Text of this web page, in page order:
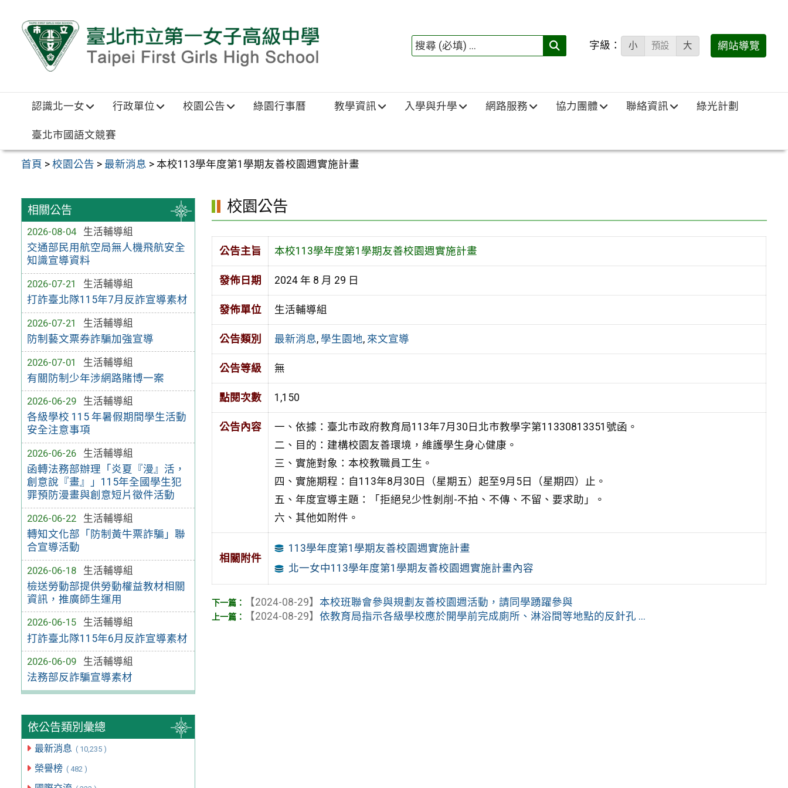
搜
填)：
字級： 小 預設 大 網站導覽
認識北一女 行政單位 校園公告 綠園行事曆 教學資訊 入學與升學 網路服務 協力團體 聯絡資訊 綠光計劃
臺北市國語文競賽
首頁 >校園公告 > 最新消息 >本校113學年度第1學期友善校園週實施計畫
相關公告
2026-08-04
生活輔導組
交通部民用航空局無人機飛航安全
知識宣導資料
2026-07-21
生活輔導組
打詐臺北隊115年7月反詐宣導素材
2026-07-21
生活輔導組
防制藝文票券詐騙加強宣導
2026-07-01
生活輔導組
有關防制少年涉網路賭博一案
2026-06-29
生活輔導組
各級學校 115 年暑假期間學生活動
安全注意事項
2026-06-26
生活輔導組
函轉法務部辦理「炎夏『漫』活，
創意說『畫』」115年全國學生犯
罪預防漫畫與創意短片徵件活動
2026-06-22
生活輔導組
轉知文化部「防制黃牛票詐騙」聯
合宣導活動
2026-06-18
生活輔導組
檢送勞動部提供勞動權益教材相關
資訊，推廣師生運用
2026-06-15
生活輔導組
打詐臺北隊115年6月反詐宣導素材
2026-06-09
生活輔導組
法務部反詐騙宣導素材
依公告類別彙總
最新消息 ( 10,235 )
榮譽榜 ( 482 )
校園公告
公告主旨 本校113學年度第1學期友善校園週實施計畫
發佈日期 2024 年 8 月 29 日
發佈單位 生活輔導組
公告類別 最新消息, 學生園地, 來文宣導
公告等級 無
點閱次數 1,150
公告內容
一、依據：臺北市政府教育局113年7月30日北市教學字第11330813351號函。
二、目的：建構校園友善環境，維護學生身心健康。
三、實施對象：本校教職員工生。
四、實施期程：自113年8月30日（星期五）起至9月5日（星期四）止。
五、年度宣導主題：「拒絕兒少性剝削-不拍、不傳、不留、要求助」。
六、其他如附件。
相關附件
113學年度第1學期友善校園週實施計畫
北一女中113學年度第1學期友善校園週實施計畫內容
【2024-08-29】本校班聯會參與規劃友善校園週活動，請同學踴躍參與
【2024-08-29】依教育局指示各級學校應於開學前完成廁所、淋浴間等地點的反針孔 ...